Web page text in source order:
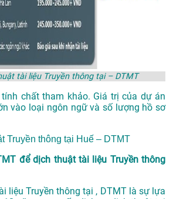
tài liệu Truyền thông tại – DTMT
chất tham khảo. Giá trị của dự án
vào loại ngôn ngữ và số lượng hồ sơ
Truyền thông tại Huế – DTMT
để dịch thuật tài liệu Truyền thông
liệu Truyền thông tại , DTMT là sự lựa